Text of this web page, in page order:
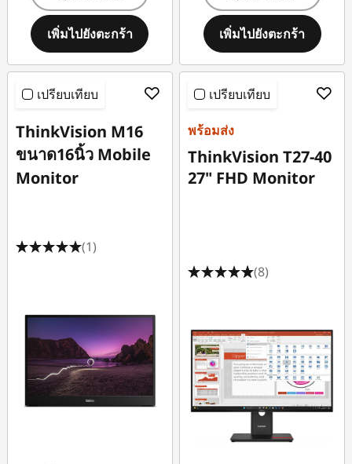
เพิ่มไปยังตะกร้า เพิ่มไปยังตะกร้า
เปรียบเทียบ
ThinkVision M16
ขนาด16นิ้ว Mobile
Monitor
(1)
เปรียบเทียบ
พร้อมส่ง
ThinkVision T27-40
27" FHD Monitor
(8)